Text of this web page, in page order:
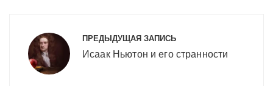
записям
ПРЕДЫДУЩАЯ ЗАПИСЬ
Исаак Ньютон и его странности